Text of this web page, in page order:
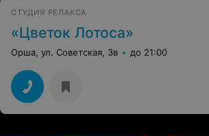
СТУДИЯ РЕЛАКСА
«Цветок Лотоса»
Орша, ул. Советская, 3в до 21:00